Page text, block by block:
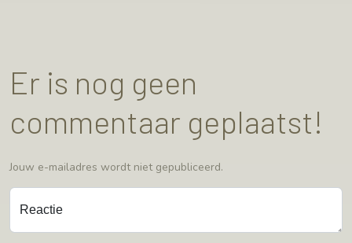
Er is nog geen
commentaar geplaatst!
Jouw e-mailadres wordt niet gepubliceerd.
Reactie